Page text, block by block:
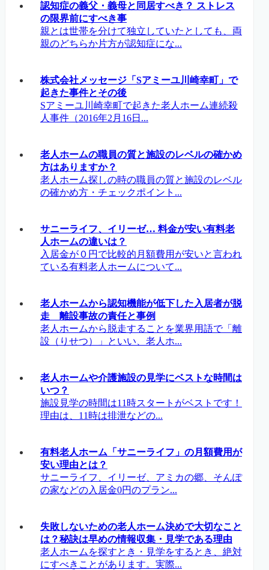
認知症の義父・義母と同居すべき？ ストレス
の限界前にすべき事
親とは世帯を分けて独立していたとしても、両
親のどちらか片方が認知症にな...
株式会社メッセージ「Sアミーユ川崎幸町」で
起きた事件とその後
Sアミーユ川崎幸町で起きた老人ホーム連続殺
人事件（2016年2月16日...
老人ホームの職員の質と施設のレベルの確かめ
方はありますか？
老人ホーム探しの時の職員の質と施設のレベル
の確かめ方・チェックポイント...
サニーライフ、イリーゼ… 料金が安い有料老
人ホームの違いは？
入居金が０円で比較的月額費用が安いと言われ
ている有料老人ホームについて...
老人ホームから認知機能が低下した入居者が脱
走 離設事故の責任と事例
老人ホームから脱走することを業界用語で「離
設（りせつ）」といい、老人ホ...
老人ホームや介護施設の見学にベストな時間は
いつ？
施設見学の時間は11時スタートがベストです！
理由は、11時は排泄などの...
有料老人ホーム「サニーライフ」の月額費用が
安い理由とは？
サニーライフ、イリーゼ、アミカの郷、そんぽ
の家などの入居金0円のプラン...
失敗しないための老人ホーム決めで大切なこと
は？秘訣は早めの情報収集・見学である理由
老人ホームを探すとき・見学をするとき、絶対
にすべきことがあります。実際...